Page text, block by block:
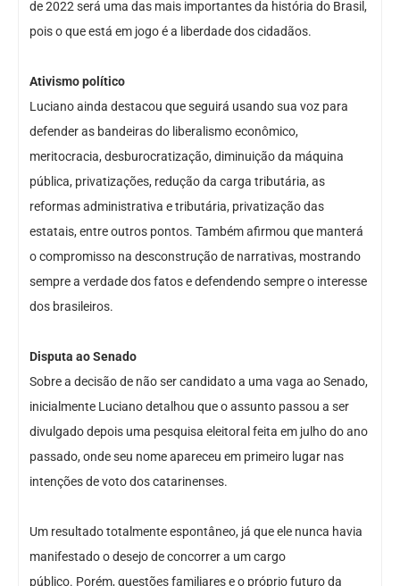
de 2022 será uma das mais importantes da história do Brasil,
pois o que está em jogo é a liberdade dos cidadãos.
Ativismo político
Luciano ainda destacou que seguirá usando sua voz para
defender as bandeiras do liberalismo econômico,
meritocracia, desburocratização, diminuição da máquina
pública, privatizações, redução da carga tributária, as
reformas administrativa e tributária, privatização das
estatais, entre outros pontos. Também afirmou que manterá
o compromisso na desconstrução de narrativas, mostrando
sempre a verdade dos fatos e defendendo sempre o interesse
dos brasileiros.
Disputa ao Senado
Sobre a decisão de não ser candidato a uma vaga ao Senado,
inicialmente Luciano detalhou que o assunto passou a ser
divulgado depois uma pesquisa eleitoral feita em julho do ano
passado, onde seu nome apareceu em primeiro lugar nas
intenções de voto dos catarinenses.
Um resultado totalmente espontâneo, já que ele nunca havia
manifestado o desejo de concorrer a um cargo
público. Porém, questões familiares e o próprio futuro da